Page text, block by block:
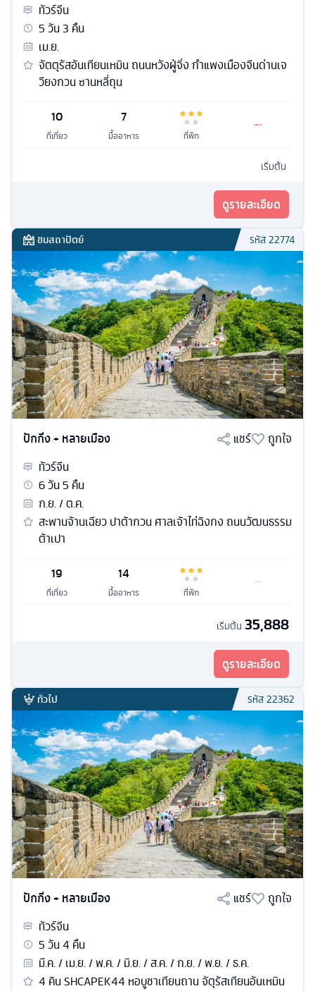
ทัวร์จีน
5วัน3 คืน
เม.ย.
จัตตุรัสอันเทียนเหมิน ถนนหวังฝู่จิ่ง กำแพงเมืองจีนด่านเจ
วียงกวน ซานหลี่ถุน
10
ที่เที่ยว
7
มื้ออาหาร ที่พัก
เริ่มต้น
ดูรายละเอียด
ชมสถาปัตย์ รหัส22774
ปักกิ่ง + หลายเมือง แชร์
ถูกใจ
ทัวร์จีน
6วัน5 คืน
ก.ย. / ต.ค.
สะพานจ้านเฉียว ปาต้ากวน ศาลเจ้าไท่ฉิงกง ถนนวัฒนธรรม
ต้าเปา
19
ที่เที่ยว
14
มื้ออาหาร ที่พัก
เริ่มต้น 35,888
ดูรายละเอียด
ทั่วไป รหัส22362
ปักกิ่ง + หลายเมือง แชร์
ถูกใจ
ทัวร์จีน
5วัน4 คืน
มี.ค. / เม.ย. / พ.ค. / มิ.ย. / ส.ค. / ก.ย. / พ.ย. / ธ.ค.
4 คิน SHCAPEK44 หอบูชาเทียนถาน จัตุรัสเทียนอันเหมิน